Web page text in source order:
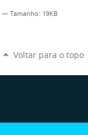
— Tamanho: 19KB
Voltar para o topo